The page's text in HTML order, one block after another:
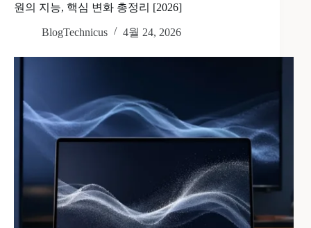
원의 지능, 핵심 변화 총정리 [2026]
BlogTechnicus 4월 24, 2026